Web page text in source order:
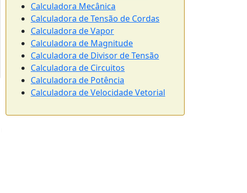
Calculadora Mecânica
Calculadora de Tensão de Cordas
Calculadora de Vapor
Calculadora de Magnitude
Calculadora de Divisor de Tensão
Calculadora de Circuitos
Calculadora de Potência
Calculadora de Velocidade Vetorial